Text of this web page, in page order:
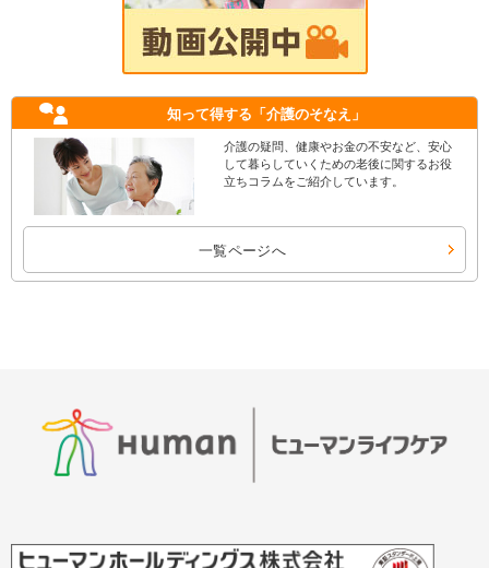
知って得する 「介護のそなえ」
介護の疑問、健康やお金の不安など、安心
して暮らしていくための老後に関するお役
立ちコラムをご紹介しています。
一覧ページへ